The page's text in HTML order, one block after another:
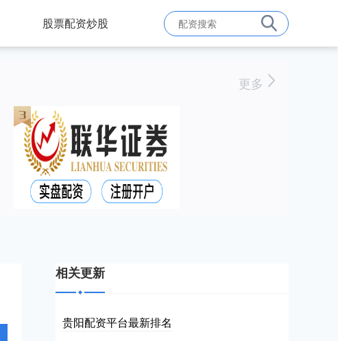
股票配资炒股
更多
相关更新
贵阳配资平台最新排名